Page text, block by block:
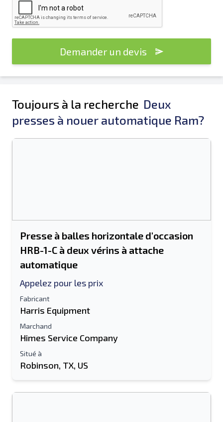
Demander un devis
Toujours à la recherche Deux
presses à nouer automatique Ram?
Presse à balles horizontale d'occasion
HRB-1-C à deux vérins à attache
automatique
Appelez pour les prix
Fabricant
Harris Equipment
Marchand
Himes Service Company
Situé à
Robinson, TX, US